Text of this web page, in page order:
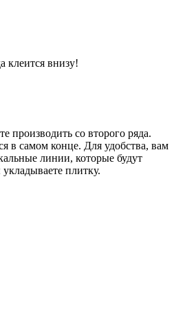
клеится внизу!
производить со второго ряда.
в самом конце. Для удобства, вам
линии, которые будут
плитку.